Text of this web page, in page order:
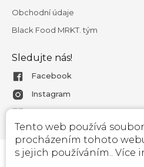
Tento web používá
procházením tohoto
s jejich používáním.. Více
Obchodní údaje
Black Food MRKT. tým
Sledujte nás!
Facebook
Instagram
Magazín